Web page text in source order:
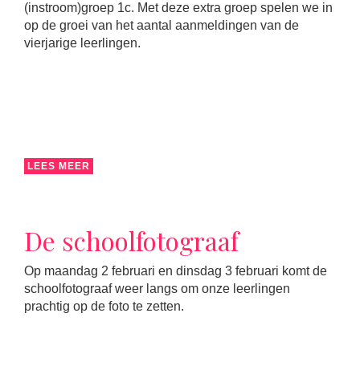
(instroom)groep 1c. Met deze extra groep spelen we in
op de groei van het aantal aanmeldingen van de
vierjarige leerlingen.
LEES MEER
De schoolfotograaf
Op maandag 2 februari en dinsdag 3 februari komt de
schoolfotograaf weer langs om onze leerlingen
prachtig op de foto te zetten.